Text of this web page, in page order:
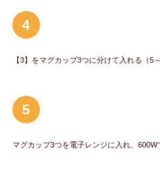
4
【3】をマグカップ3つに分けて入れる（5
5
マグカップ3つを電子レンジに入れ、600W